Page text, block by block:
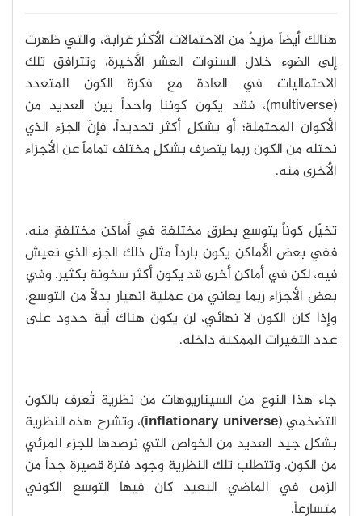
هنالك أيضاً مزيدٌ من الاحتمالات الأكثر غرابة، والتي ظهرت
إلى الضوء خلال السنوات العشر الأخيرة، وتترافق تلك
الاحتماليات في العادة مع فكرة الكون المتعدد
(multiverse)، فقد يكون كوننا واحداً بين العديد من
الأكوان المحتملة؛ أو بشكلٍ أكثر تحديداً، فإنّ الجزء الذي
نحتله من الكون ربما يتصرف بشكلٍ مختلف تماماً عن الأجزاء
الأخرى منه.
تخيّل كوناً يتوسع بطرقٍ مختلفة في أماكن مختلفةٍ منه.
ففي بعض الأماكن يكون بارداً مثل ذلك الجزء الذي نعيش
فيه، لكن في أماكنٍ أخرى قد يكون أكثر سخونة بكثير. وفي
بعض الأجزاء ربما يعاني من عملية انهيار بدلاً من التوسع.
وإذا كان الكون لا نهائي، لن يكون هناك أية حدود على
عدد التغيرات الممكنة داخله.
جاء هذا النوع من السيناريوهات من نظرية تُعرف بالكون
التضخمي (inflationary universe)، وتشرح هذه النظرية
بشكلٍ جيد العديد من الخواص التي نرصدها للجزء المرئي
من الكون. وتتطلب تلك النظرية وجود فترة قصيرة جداً من
الزمن في الماضي البعيد كان فيها التوسع الكوني
متسارعاً.